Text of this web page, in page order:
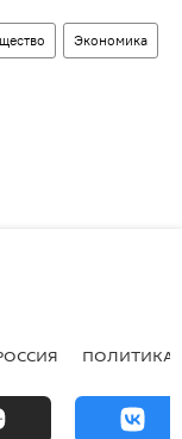
Экономика
ПОЛИТИКА